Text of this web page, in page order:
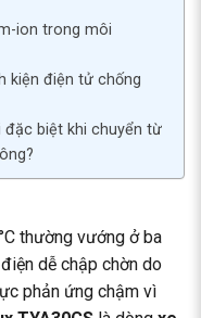
ion trong môi
kiện điện tử chống
biệt khi chuyển từ
thường vướng ở ba
dễ chập chờn do
phản ứng chậm vì